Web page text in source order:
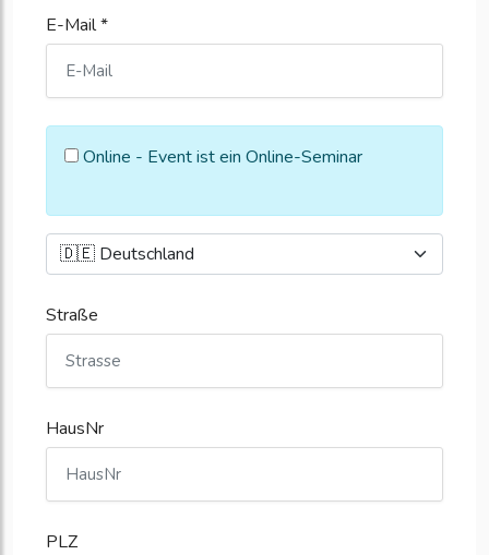
E-Mail *
Online - Event ist ein Online-Seminar
Straße
HausNr
PLZ